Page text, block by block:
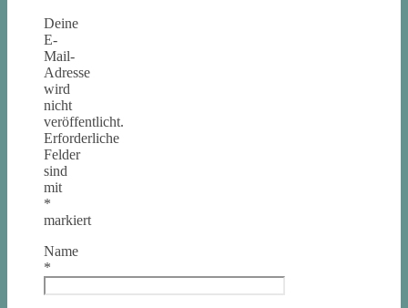
Deine
E-
Mail-
Adresse
wird
nicht
veröffentlicht.
Erforderliche
Felder
sind
mit
*
markiert
Name
*